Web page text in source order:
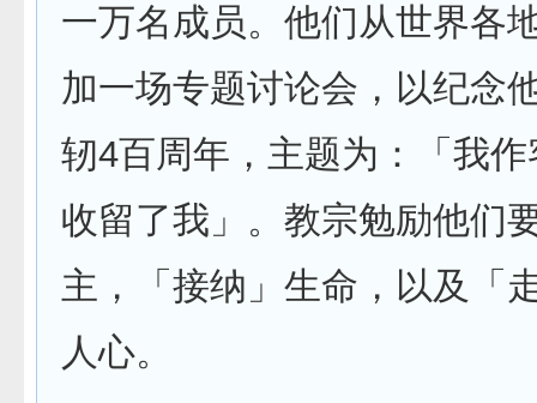
一万名成员。他们从世界各
加一场专题讨论会，以纪念
轫4百周年，主题为：「我
收留了我」。教宗勉励他们
主，「接纳」生命，以及「
人心。